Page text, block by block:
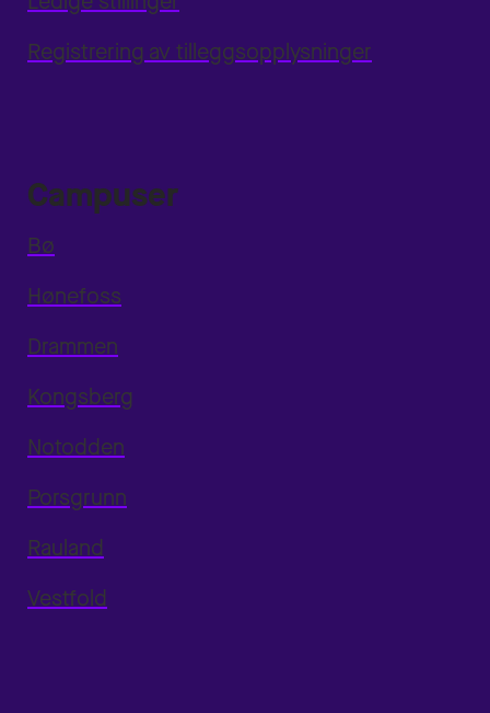
Registrering av tilleggsopplysninger
Campuser
Bø
Hønefoss
Drammen
Kongsberg
Notodden
Porsgrunn
Rauland
Vestfold